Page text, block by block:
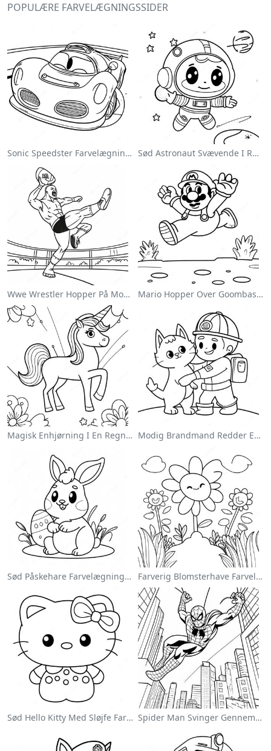
POPULÆRE FARVELÆGNINGSSIDER
Sonic Speedster Farvelægningsside Sød Astronaut Svævende I Rummet Farvelægningsside
Wwe Wrestler Hopper På Modstander Farvelægningsside Mario Hopper Over Goombas Farvelægningsside
Magisk Enhjørning I En Regnbue Farvelægningsside Modig Brandmand Redder En Kat Farvelægningsside
Sød Påskehare Farvelægningsside Farverig Blomsterhave Farvelægningsside
Sød Hello Kitty Med Sløjfe Farvelægningsside Spider Man Svinger Gennem Byen Farvelægningsside